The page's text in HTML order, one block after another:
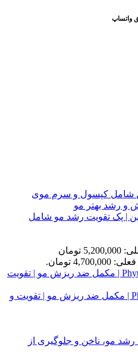
واتساپ
| پک تقویت رشد مو شامل
قیمت اصلی: 5,200,000 تومان
تومان.
قرص فیتوسیان Phytocyane | مکمل ضد ریزش مو | تقویت و